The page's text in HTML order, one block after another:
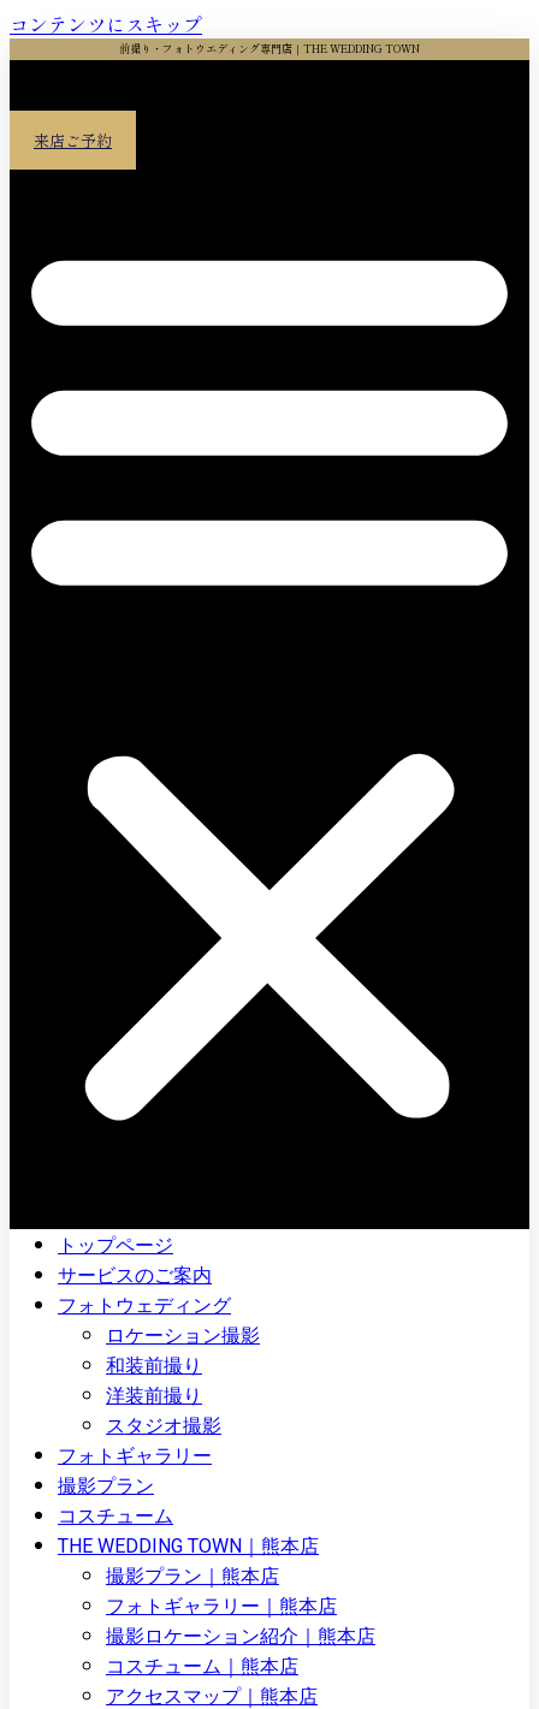
コンテンツにスキップ
前撮り・フォトウエディング専門店｜THE WEDDING TOWN
来店ご予約
トップページ
サービスのご案内
フォトウェディング
ロケーション撮影
和装前撮り
洋装前撮り
スタジオ撮影
フォトギャラリー
撮影プラン
コスチューム
THE WEDDING TOWN｜熊本店
撮影プラン｜熊本店
フォトギャラリー｜熊本店
撮影ロケーション紹介｜熊本店
コスチューム｜熊本店
アクセスマップ｜熊本店